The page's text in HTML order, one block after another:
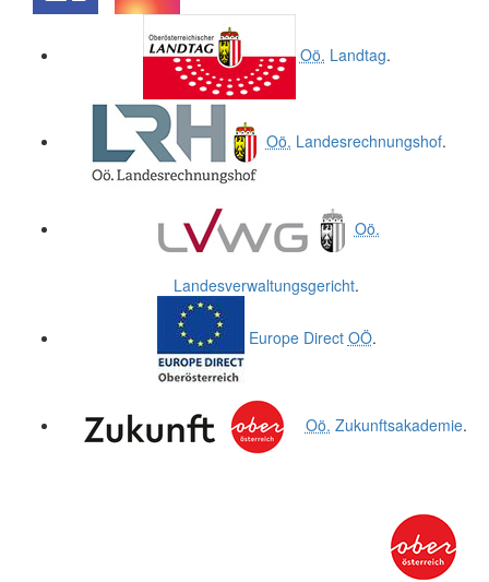
Oö. Landtag.
Oö. Landesrechnungshof.
Oö.
Landesverwaltungsgericht.
Europe Direct OÖ.
Oö. Zukunftsakademie.